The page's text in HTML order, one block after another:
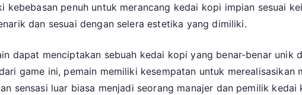
kebebasan penuh untuk merancang kedai kopi impian sesuai
dan sesuai dengan selera estetika yang dimiliki.
dapat menciptakan sebuah kedai kopi yang benar-benar unik
game ini, pemain memiliki kesempatan untuk
sensasi luar biasa menjadi seorang manajer dan pemilik kedai